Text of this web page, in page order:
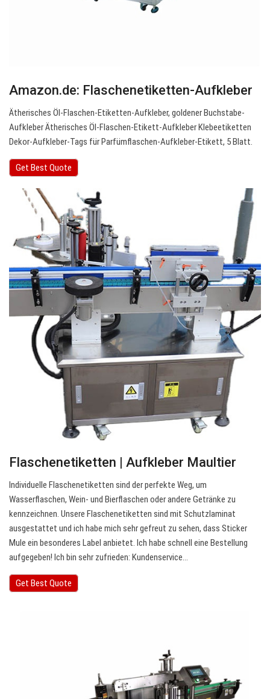
Amazon.de: Flaschenetiketten-Aufkleber
Ätherisches Öl-Flaschen-Etiketten-Aufkleber, goldener Buchstabe-
Aufkleber Ätherisches Öl-Flaschen-Etikett-Aufkleber Klebeetiketten
Dekor-Aufkleber-Tags für Parfümflaschen-Aufkleber-Etikett, 5 Blatt.
Get Best Quote
Flaschenetiketten | Aufkleber Maultier
Individuelle Flaschenetiketten sind der perfekte Weg, um
Wasserflaschen, Wein- und Bierflaschen oder andere Getränke zu
kennzeichnen. Unsere Flaschenetiketten sind mit Schutzlaminat
ausgestattet und ich habe mich sehr gefreut zu sehen, dass Sticker
Mule ein besonderes Label anbietet. Ich habe schnell eine Bestellung
aufgegeben! Ich bin sehr zufrieden: Kundenservice…
Get Best Quote